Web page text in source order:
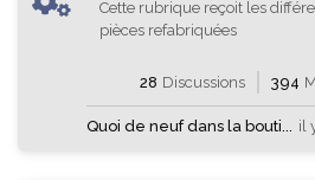
Cette rubrique reçoit les
pièces refabriquées
28 Discussions 394
il
Quoi de neuf dans la bouti...